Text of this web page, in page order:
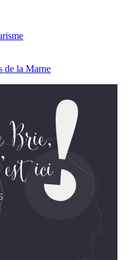
de la Marne